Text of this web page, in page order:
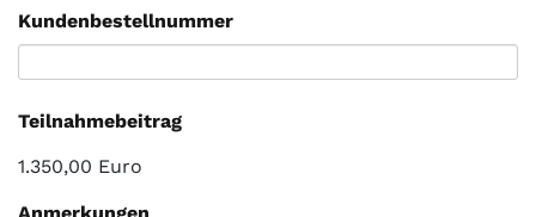
Kunden­bestellnummer
Teilnahmebeitrag
1.350,00 Euro